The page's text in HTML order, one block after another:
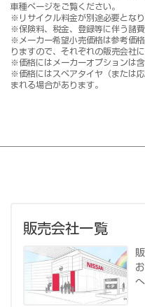
車種ページをご覧ください。
※リサイクル料金が別途必要となり
※保険料、税金、登録等に伴う諸費
※メーカー希望小売価格は参考価
りますので、それぞれの販売会社
※価格にはメーカーオプションは含
※価格にはスペアタイヤ（または
まれる場合があります。
販売会社一覧